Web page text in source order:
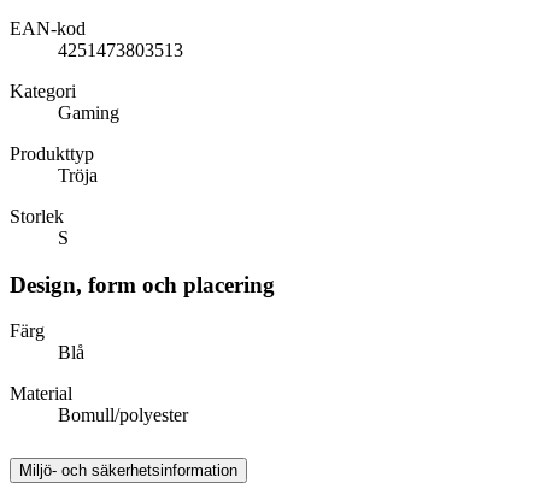
EAN-kod
4251473803513
Kategori
Gaming
Produkttyp
Tröja
Storlek
S
Design, form och placering
Färg
Blå
Material
Bomull/polyester
Miljö- och säkerhetsinformation